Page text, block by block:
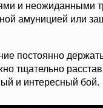
и неожиданными
амуницией или
постоянно
тщательно
и интересный бой.